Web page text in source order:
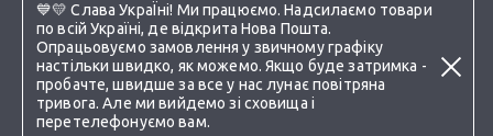
💙💛 Слава УкраЇні! Ми працюємо. Надсилаємо товари
по всій Україні, де відкрита Нова Пошта.
Опрацьовуємо замовлення у звичному графіку
настільки швидко, як можемо. Якщо буде затримка -
пробачте, швидше за все у нас лунає повітряна
тривога. Але ми вийдемо зі сховища і
перетелефонуємо вам.